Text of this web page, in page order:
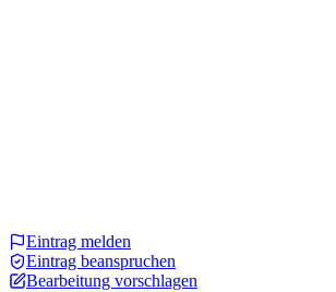
Eintrag melden
Eintrag beanspruchen
Bearbeitung vorschlagen